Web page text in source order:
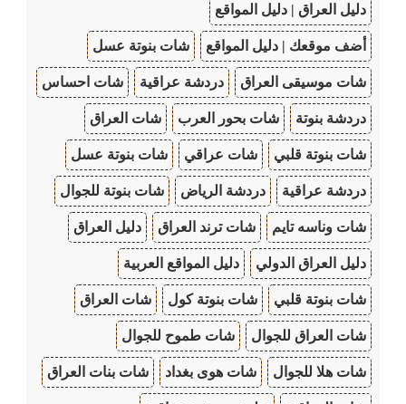
دليل العراق | دليل المواقع
أضف موقعك | دليل المواقع شات بنوتة عسل
شات موسيقى العراق دردشة عراقية شات احساس
دردشة بنوتة شات بحور العرب شات العراق
شات بنوتة قلبي شات عراقي شات بنوتة عسل
دردشة عراقية دردشة الرياض شات بنوتة للجوال
شات وناسه تايم شات ترند العراق دليل العراق
دليل العراق الدولي دليل المواقع العربية
شات بنوتة قلبي شات بنوتة كول شات العراق
شات العراق للجوال شات طموح للجوال
شات هلا للجوال شات هوى بغداد شات بنات العراق